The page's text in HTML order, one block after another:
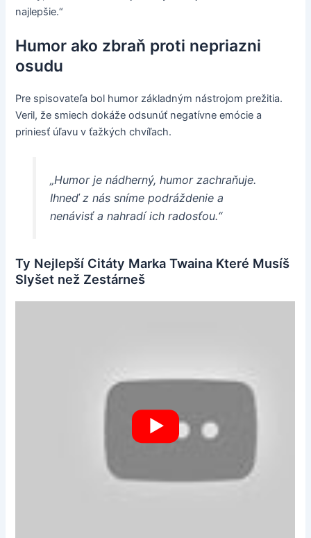
najlepšie.“
Humor ako zbraň proti nepriazni
osudu
Pre spisovateľa bol humor základným nástrojom prežitia.
Veril, že smiech dokáže odsunúť negatívne emócie a
priniesť úľavu v ťažkých chvíľach.
„Humor je nádherný, humor zachraňuje.
Ihneď z nás sníme podráždenie a
nenávisť a nahradí ich radosťou.“
Ty Nejlepší Citáty Marka Twaina Které Musíš
Slyšet než Zestárneš